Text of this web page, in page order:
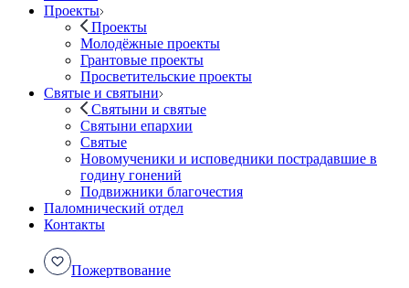
Проекты
Проекты
Молодёжные проекты
Грантовые проекты
Просветительские проекты
Святые и святыни
Святыни и святые
Святыни епархии
Святые
Новомученики и исповедники пострадавшие в
годину гонений
Подвижники благочестия
Паломнический отдел
Контакты
Пожертвование